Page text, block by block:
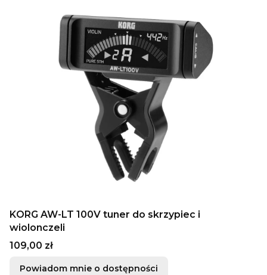
KORG AW-LT 100V tuner do skrzypiec i
wiolonczeli
Cena
109,00 zł
Powiadom mnie o dostępności